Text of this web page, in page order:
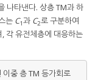
나타낸다. 상층 TM과 하
는 C1과 C2로 구분하여
각 유전체층에 대응하는
이중 층 TM 등가회로